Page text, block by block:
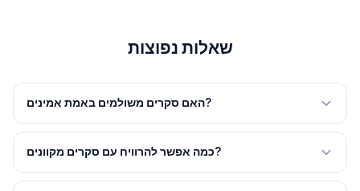
שאלות נפוצות
האם סקרים משולמים באמת אמינים?
כן, האתרים בדירוג שלנו הם כולם פלטפורמות מאומתות ומוכרות.
התשלומים מתבצעים דרך PayPal, העברה בנקאית או קופונים. אנחנו
כמה אפשר להרוויח עם סקרים מקוונים?
בממוצע, משתתף פעיל הרשום ב-3 עד 5 אתרים יכול לצפות להרוויח